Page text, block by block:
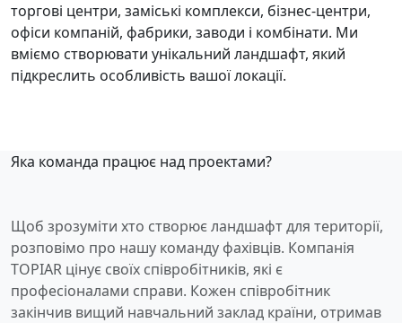
торгові центри, заміські комплекси, бізнес-центри,
офіси компаній, фабрики, заводи і комбінати. Ми
вміємо створювати унікальний ландшафт, який
підкреслить особливість вашої локації.
Яка команда працює над проектами?
Щоб зрозуміти хто створює ландшафт для території,
розповімо про нашу команду фахівців. Компанія
TOPIAR цінує своїх співробітників, які є
професіоналами справи. Кожен співробітник
закінчив вищий навчальний заклад країни, отримав